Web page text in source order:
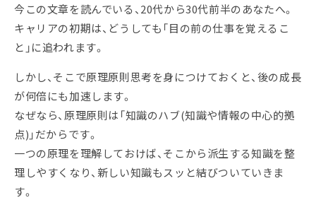
今この文章を読んでいる、20代から30代前半のあなたへ。
キャリアの初期は、どうしても「目の前の仕事を覚えるこ
と」に追われます。
しかし、そこで原理原則思考を身につけておくと、後の成長
が何倍にも加速します。
なぜなら、原理原則は「知識のハブ(知識や情報の中心的拠
点)」だからです。
一つの原理を理解しておけば、そこから派生する知識を整
理しやすくなり、新しい知識もスッと結びついていきま
す。